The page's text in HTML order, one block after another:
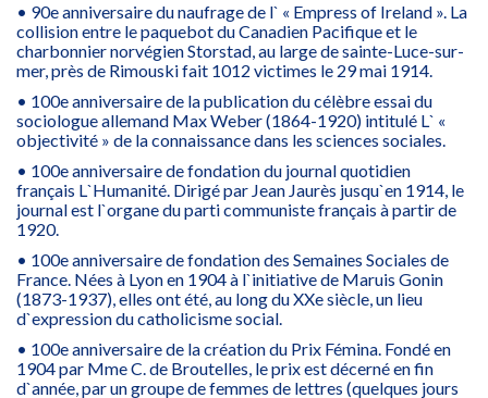
• 90e anniversaire du naufrage de l` « Empress of Ireland ». La
collision entre le paquebot du Canadien Pacifique et le
charbonnier norvégien Storstad, au large de sainte-Luce-sur-
mer, près de Rimouski fait 1012 victimes le 29 mai 1914.
• 100e anniversaire de la publication du célèbre essai du
sociologue allemand Max Weber (1864-1920) intitulé L` «
objectivité » de la connaissance dans les sciences sociales.
• 100e anniversaire de fondation du journal quotidien
français L`Humanité. Dirigé par Jean Jaurès jusqu`en 1914, le
journal est l`organe du parti communiste français à partir de
1920.
• 100e anniversaire de fondation des Semaines Sociales de
France. Nées à Lyon en 1904 à l`initiative de Maruis Gonin
(1873-1937), elles ont été, au long du XXe siècle, un lieu
d`expression du catholicisme social.
• 100e anniversaire de la création du Prix Fémina. Fondé en
1904 par Mme C. de Broutelles, le prix est décerné en fin
d`année, par un groupe de femmes de lettres (quelques jours